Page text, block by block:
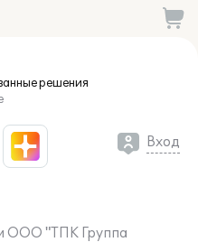
решения
Вход
ООО "ТПК Группа